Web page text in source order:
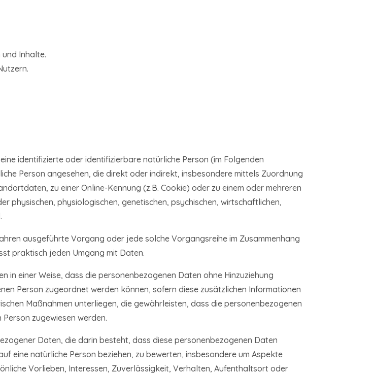
Inhalte.
identifizierte oder identifizierbare natürliche Person (im Folgenden
Person angesehen, die direkt oder indirekt, insbesondere mittels Zuordnung
zu einer Online-Kennung (z.B. Cookie) oder zu einem oder mehreren
physischen, physiologischen, genetischen, psychischen, wirtschaftlichen,
ausgeführte Vorgang oder jede solche Vorgangsreihe im Zusammenhang
praktisch jeden Umgang mit Daten.
in einer Weise, dass die personenbezogenen Daten ohne Hinzuziehung
Person zugeordnet werden können, sofern diese zusätzlichen Informationen
Maßnahmen unterliegen, die gewährleisten, dass die personenbezogenen
zugewiesen werden.
Daten, die darin besteht, dass diese personenbezogenen Daten
eine natürliche Person beziehen, zu bewerten, insbesondere um Aspekte
Vorlieben, Interessen, Zuverlässigkeit, Verhalten, Aufenthaltsort oder